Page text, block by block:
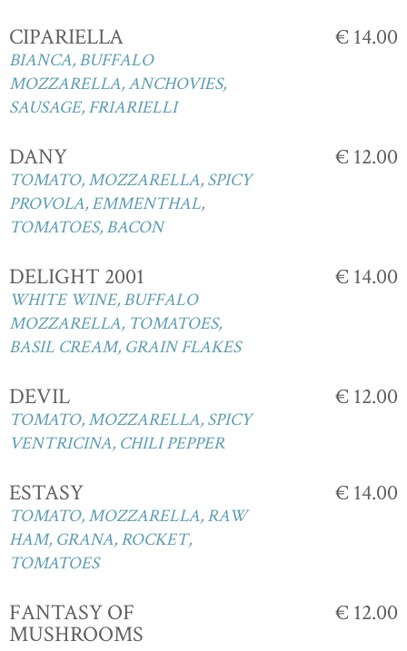
CIPARIELLA
BIANCA, BUFFALO
MOZZARELLA, ANCHOVIES,
SAUSAGE, FRIARIELLI
€ 14.00
DANY
TOMATO, MOZZARELLA, SPICY
PROVOLA, EMMENTHAL,
TOMATOES, BACON
€ 12.00
DELIGHT 2001
WHITE WINE, BUFFALO
MOZZARELLA, TOMATOES,
BASIL CREAM, GRAIN FLAKES
€ 14.00
DEVIL
TOMATO, MOZZARELLA, SPICY
VENTRICINA, CHILI PEPPER
€ 12.00
ESTASY
TOMATO, MOZZARELLA, RAW
HAM, GRANA, ROCKET,
TOMATOES
€ 14.00
FANTASY OF
MUSHROOMS
€ 12.00